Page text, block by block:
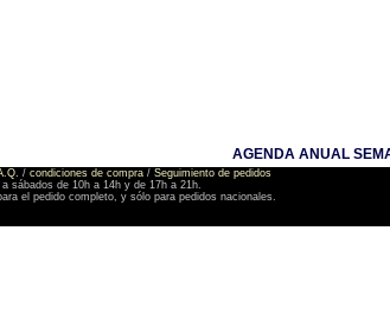
AGENDA ANUAL
/ condiciones de compra / Seguimiento de pedidos
sábados de 10h a 14h y de 17h a 21h.
el pedido completo, y sólo para pedidos nacionales.